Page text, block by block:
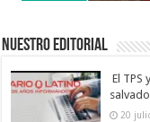
Nuestro Editorial
El
20